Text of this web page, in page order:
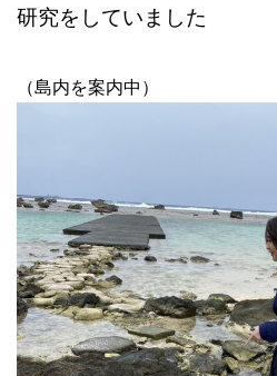
研究をしていました
（島内を案内中）